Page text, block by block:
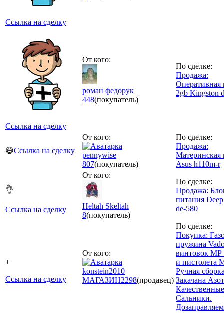
Ссылка на сделку
Ссылка на сделку
От кого:
роман федорук
448(покупатель)
По сделке:
Продажа:
Оперативная
2gb Kingston
😄Ссылка на сделку
От кого:
pennywise
807(покупатель)
По сделке:
Продажа:
Материнская
Asus h110m-r
👌
Ссылка на сделку
От кого:
Heltah Skeltah
8(покупатель)
По сделке:
Продажа:
питания
de-580
+
Ссылка на сделку
От кого:
konstein2010
МАГАЗИН2298(продавец)
По сделке:
Покупка:
пружина
винтовок МР
и пистолета
Ручная
Закачана
Качественные
Сальники.